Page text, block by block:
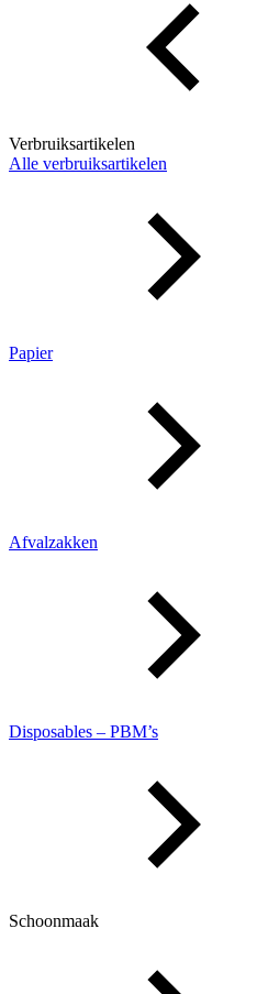
Verbruiksartikelen
Alle verbruiksartikelen
Papier
Afvalzakken
Disposables – PBM’s
Schoonmaak